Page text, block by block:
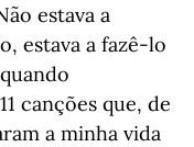
estava a
estava a fazê-lo
canções que, de
a minha vida